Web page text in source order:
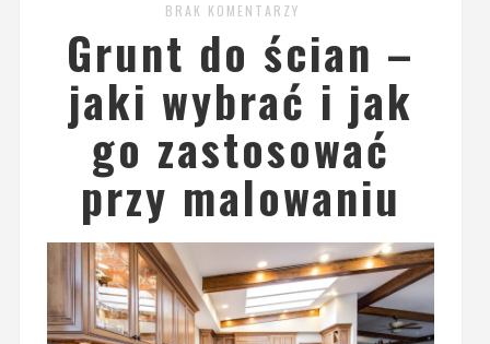
BRAK KOMENTARZY
Grunt do ścian –
jaki wybrać i jak
go zastosować
przy malowaniu